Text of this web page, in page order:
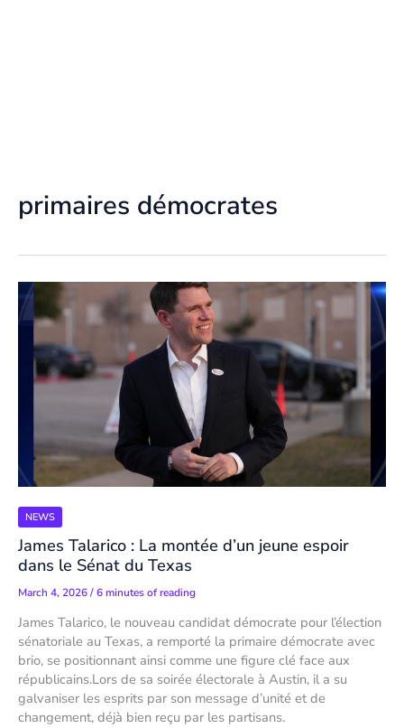
primaires démocrates
NEWS
James Talarico : La montée d’un jeune espoir
dans le Sénat du Texas
March 4, 2026/6 minutes of reading
James Talarico, le nouveau candidat démocrate pour l’élection
sénatoriale au Texas, a remporté la primaire démocrate avec
brio, se positionnant ainsi comme une figure clé face aux
républicains.Lors de sa soirée électorale à Austin, il a su
galvaniser les esprits par son message d’unité et de
changement, déjà bien reçu par les partisans.